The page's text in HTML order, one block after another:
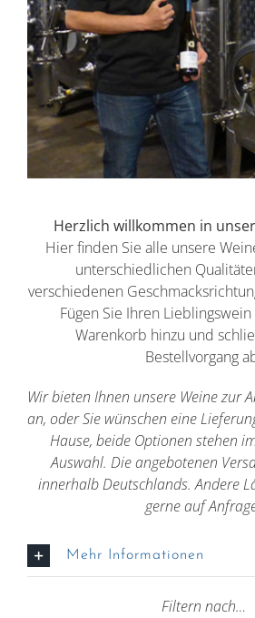
Herzlich willkommen in
Hier finden Sie alle unsere
unterschiedlichen
verschiedenen
Fügen Sie Ihren
Warenkorb hinzu und
Bestellvorgang
Wir bieten Ihnen unsere Weine zur
an, oder Sie wünschen eine
Hause, beide Optionen stehen
Auswahl. Die angebotenen
innerhalb Deutschlands. Andere
gerne auf
Mehr Informationen
Filtern nach…